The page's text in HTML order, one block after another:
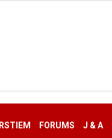
FORUMS J & A